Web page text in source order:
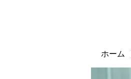
ホーム